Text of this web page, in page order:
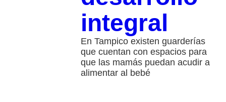
integral
En Tampico existen guarderías
que cuentan con espacios para
que las mamás puedan acudir a
alimentar al bebé